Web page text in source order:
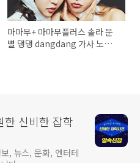
마마무+ 마마무플러스 솔라 문
별 댕댕 dangdang 가사 노래
한 신비한 잡학
, 뉴스, 문화, 엔터테